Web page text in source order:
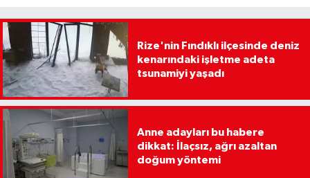
Rize'nin Fındıklı ilçesinde deniz
kenarındaki işletme adeta
tsunamiyi yaşadı
Anne adayları bu habere
dikkat: İlaçsız, ağrı azaltan
doğum yöntemi